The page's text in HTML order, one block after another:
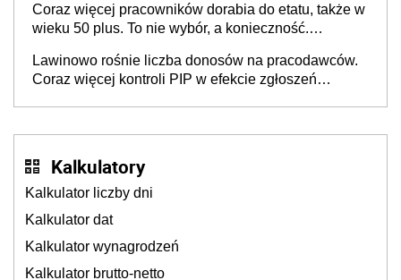
Coraz więcej pracowników dorabia do etatu, także w
wieku 50 plus. To nie wybór, a konieczność.
Lawinowo rośnie liczba donosów na pracodawców.
Coraz więcej kontroli PIP w efekcie zgłoszeń
Kalkulatory
Kalkulator liczby dni
Kalkulator dat
Kalkulator wynagrodzeń
Kalkulator brutto-netto